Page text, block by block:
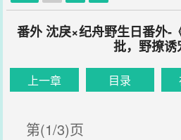
番外 沈戾×纪舟野生日番外-
批，野撩诱
上一章 目录
第(1/3)页